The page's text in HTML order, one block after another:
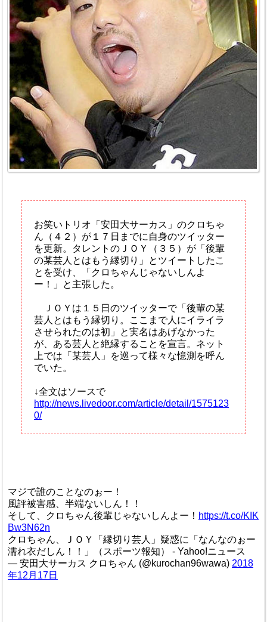
お笑いトリオ「安田大サーカス」のクロちゃ
ん（４２）が１７日までに自身のツイッター
を更新。タレントのＪＯＹ（３５）が「後輩
の某芸人とはもう縁切り」とツイートしたこ
とを受け、「クロちゃんじゃないしんよ
ー！」と主張した。
ＪＯＹは１５日のツイッターで「後輩の某
芸人とはもう縁切り。ここまで人にイライラ
させられたのは初」と実名はあげなかった
が、ある芸人と絶縁することを宣言。ネット
上では「某芸人」を巡って様々な憶測を呼ん
でいた。
↓全文はソースで
http://news.livedoor.com/article/detail/1575123
0/
マジで誰のことなのぉー！
風評被害感、半端ないしん！！
そして、クロちゃん後輩じゃないしんよー！ https://t.co/KIK
Bw3N62n
クロちゃん、ＪＯＹ「縁切り芸人」疑惑に「なんなのぉー
濡れ衣だしん！！」（スポーツ報知） - Yahoo!ニュース
— 安田大サーカス クロちゃん (@kurochan96wawa) 2018
年12月17日